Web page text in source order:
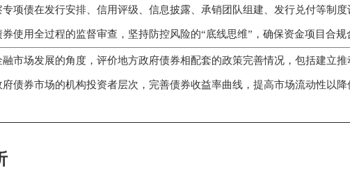
项债在发行安排、信用评级、信息披露、承销团队组建、发行兑付等制
使用全过程的监督审查，坚持防控风险的“底线思维”，确保资金项目合规
融市场发展的角度，评价地方政府债券相配套的政策完善情况，包括建立
府债券市场的机构投资者层次，完善债券收益率曲线，提高市场流动性以